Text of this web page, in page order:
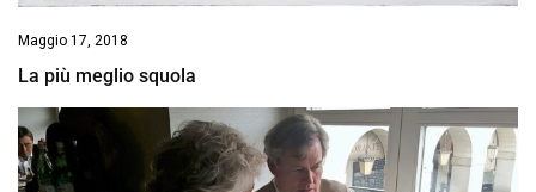
Maggio 17, 2018
La più meglio squola